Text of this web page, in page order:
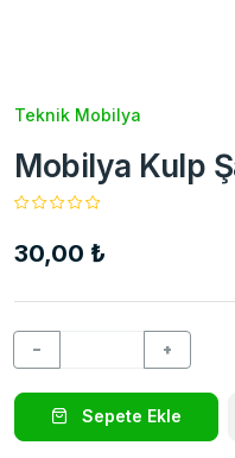
Teknik Mobilya
Mobilya Kulp
30,00 ₺
− +
Sepete Ekle